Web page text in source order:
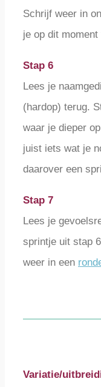
Schrijf weer in
je op dit moment
Stap 6
Lees je
(hardop) terug.
waar je dieper
juist iets wat je
daarover een
Stap 7
Lees je
sprintje uit stap
weer in een
Variatie/